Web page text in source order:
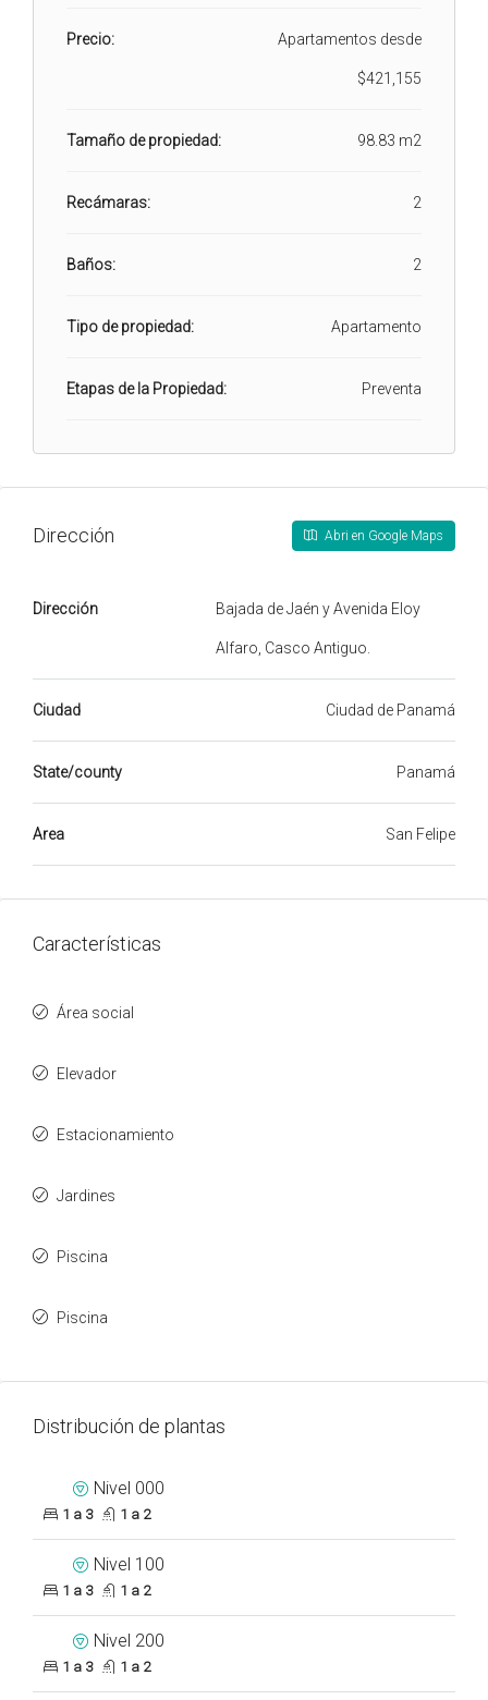
Precio: Apartamentos desde
$421,155
Tamaño de propiedad: 98.83 m2
Recámaras: 2
Baños: 2
Tipo de propiedad: Apartamento
Etapas de la Propiedad: Preventa
Dirección Abri en Google Maps
Dirección Bajada de Jaén y Avenida Eloy
Alfaro, Casco Antiguo.
Ciudad Ciudad de Panamá
State/county Panamá
Area San Felipe
Características
Área social
Elevador
Estacionamiento
Jardines
Piscina
Piscina
Distribución de plantas
Nivel 000
1 a 3 1 a 2
Nivel 100
1 a 3 1 a 2
Nivel 200
1 a 3 1 a 2